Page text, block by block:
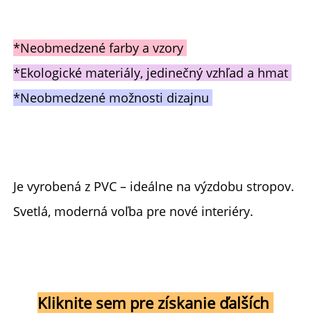
*Neobmedzené farby a vzory
*Ekologické materiály, jedinečný vzhľad a hmat
*Neobmedzené možnosti dizajnu
Je vyrobená z PVC – ideálne na výzdobu stropov.
Svetlá, moderná voľba pre nové interiéry.
Kliknite sem pre získanie ďalších